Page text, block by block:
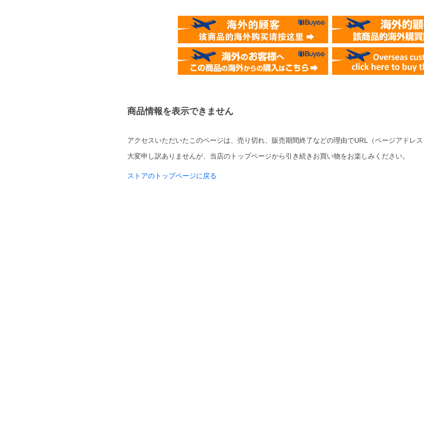
商品情報を表示できません
アクセスいただいたこのページは、売り切れ、販売期間終了などの理由でURL（ページアドレ
大変申し訳ありませんが、当店のトップページから引き続きお買い物をお楽しみください。
ストアのトップページに戻る